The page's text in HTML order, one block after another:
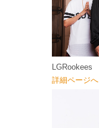
LGRookees
詳細ページへ